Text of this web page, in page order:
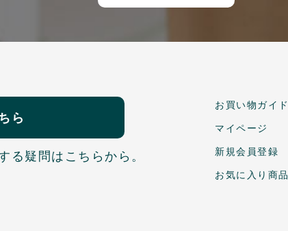
ら
る疑問はこちらから。
お買い物ガイド
マイページ
新規会員登録
お気に入り商品